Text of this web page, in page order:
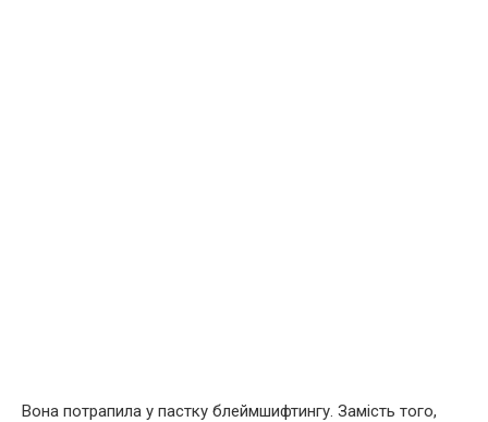
Вона потрапила у пастку блеймшифтингу. Замість того,